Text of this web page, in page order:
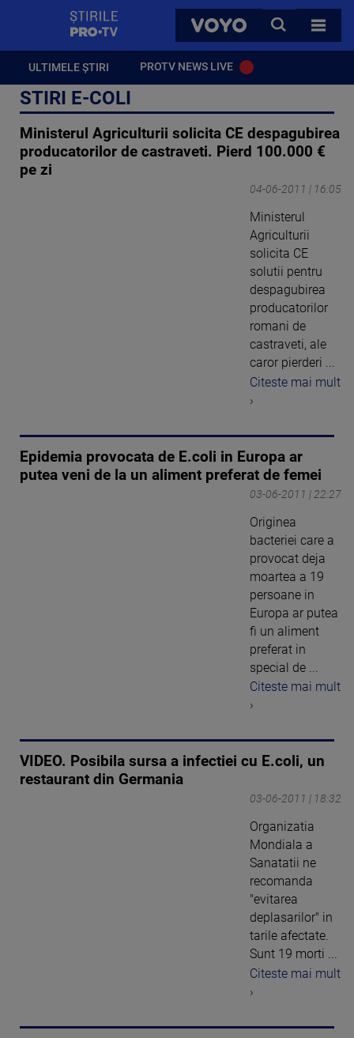
VOYO
CAUTA
TOATE
ULTIMELE ȘTIRI PROTV NEWS LIVE
STIRI E-COLI
Ministerul Agriculturii solicita CE despagubirea
producatorilor de castraveti. Pierd 100.000 €
pe zi
04-06-2011 | 16:05
Ministerul
Agriculturii
solicita CE
solutii pentru
despagubirea
producatorilor
romani de
castraveti, ale
caror pierderi ...
Citeste mai mult
›
Epidemia provocata de E.coli in Europa ar
putea veni de la un aliment preferat de femei
03-06-2011 | 22:27
Originea
bacteriei care a
provocat deja
moartea a 19
persoane in
Europa ar putea
fi un aliment
preferat in
special de ...
Citeste mai mult
›
VIDEO. Posibila sursa a infectiei cu E.coli, un
restaurant din Germania
03-06-2011 | 18:32
Organizatia
Mondiala a
Sanatatii ne
recomanda
"evitarea
deplasarilor" in
tarile afectate.
Sunt 19 morti ...
Citeste mai mult
›